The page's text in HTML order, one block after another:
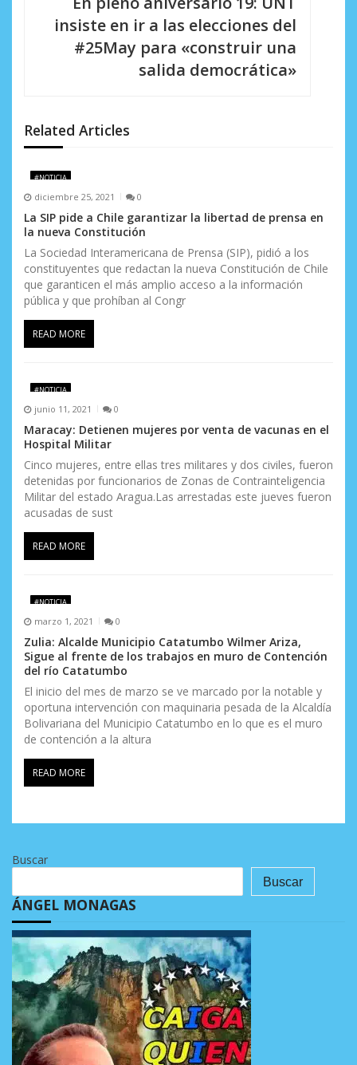
e
e
n
t
r
a
d
a
insiste en ir a las elecciones del
#25May para «construir una
salida democrática»
Related Articles
#NOTICIA
diciembre 25, 2021 0
La SIP pide a Chile garantizar la libertad de prensa en
la nueva Constitución
La Sociedad Interamericana de Prensa (SIP), pidió a los
constituyentes que redactan la nueva Constitución de Chile
que garanticen el más amplio acceso a la información
pública y que prohíban al Congr
READ MORE
#NOTICIA
junio 11, 2021 0
Maracay: Detienen mujeres por venta de vacunas en el
Hospital Militar
Cinco mujeres, entre ellas tres militares y dos civiles, fueron
detenidas por funcionarios de Zonas de Contrainteligencia
Militar del estado Aragua.Las arrestadas este jueves fueron
acusadas de sust
READ MORE
#NOTICIA
marzo 1, 2021 0
Zulia: Alcalde Municipio Catatumbo Wilmer Ariza,
Sigue al frente de los trabajos en muro de Contención
del río Catatumbo
El inicio del mes de marzo se ve marcado por la notable y
oportuna intervención con maquinaria pesada de la Alcaldía
Bolivariana del Municipio Catatumbo en lo que es el muro
de contención a la altura
READ MORE
Buscar
Buscar
ÁNGEL MONAGAS